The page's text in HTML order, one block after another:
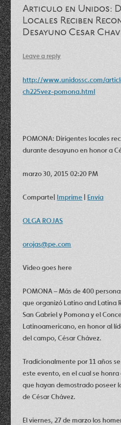
Articulo en Unidos:
Locales Reciben
Desayuno Cesar
Leave a reply
http://www.unidossc.com/
ch225vez-pomona.html
POMONA: Dirigentes locales
durante desayuno en honor a
marzo 30, 2015 02:20 PM
Comparte| Imprime | Envía
OLGA ROJAS
orojas@pe.com
Video goes here
POMONA – Más de 400
que organizó Latino and Latina
San Gabriel y Pomona y el
Latinoamericano, en honor al
del campo, César Chávez.
Tradicionalmente por 11 años
este evento, en el cual se
que hayan demostrado poseer
de César Chávez.
El viernes, 27 de marzo los